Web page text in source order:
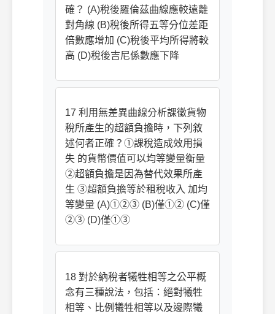
確？ (A)稅後羅倫茲曲線應較遠離
對角線 (B)稅後所得五等分位差距
倍數應增加 (C)稅後平均所得將較
高 (D)稅後吉尼係數應下降
17 利用無差異曲線分析課徵貨物
稅所產生的超額負擔時，下列敘
述何者正確？①課稅造成效用損
失 的貨幣價值可以均等變量衡量
②超額負擔是因為替代效果所產
生 ③超額負擔等於租稅收入 加均
等變量 (A)①②③ (B)僅①② (C)僅
②③ (D)僅①③
18 對於納稅者犧牲相等之公平概
念有三種說法，包括：絕對犧牲
相等、比例犧牲相等以及邊際犧